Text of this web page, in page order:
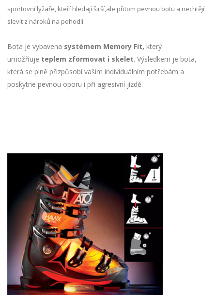
sportovní lyžaře, kteří hledají širší,ale přitom pevnou botu a nechtějí
slevit z nároků na pohodlí.
Bota je vybavena systémem Memory Fit, který
umožňuje teplem zformovat i skelet. Výsledkem je bota,
která se plně přizpůsobí vašim individuálním potřebám a
poskytne pevnou oporu i při agresivní jízdě.